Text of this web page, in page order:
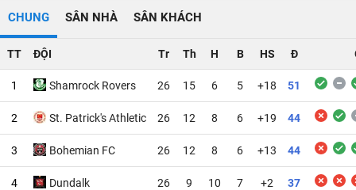
CHUNG SÂN NHÀ SÂN KHÁCH
TT ĐỘI Tr Th H B HS Đ
1 Shamrock Rovers 26 15 6 5 +18 51
2 St. Patrick's Athletic 26 12 8 6 +19 44
3 Bohemian FC 26 12 8 6 +13 44
4 Dundalk 26 9 10 7 +2 37